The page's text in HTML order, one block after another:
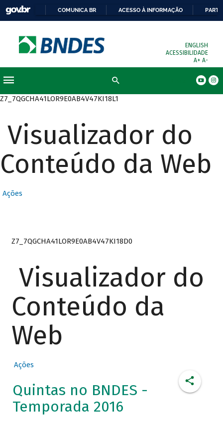
COMUNICA BR ACESSO À INFORMAÇÃO
ENGLISH
ACESSIBILIDADE
A+ A-
Z7_7QGCHA41LOR9E0AB4V47KI18L1
Visualizador do
Conteúdo da Web
Ações
Z7_7QGCHA41LOR9E0AB4V47KI18D0
Visualizador do
Conteúdo da
Web
Ações
Quintas no BNDES -
Temporada 2016